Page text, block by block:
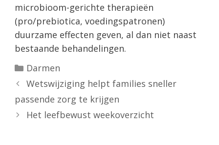
microbioom-gerichte therapieën
(pro/prebiotica, voedingspatronen)
duurzame effecten geven, al dan niet naast
bestaande behandelingen.
Categorieën
Darmen
Wetswijziging helpt families sneller
passende zorg te krijgen
Het leefbewust weekoverzicht